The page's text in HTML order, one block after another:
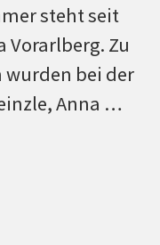
steht seit
Vorarlberg. Zu
bei der
Anna …